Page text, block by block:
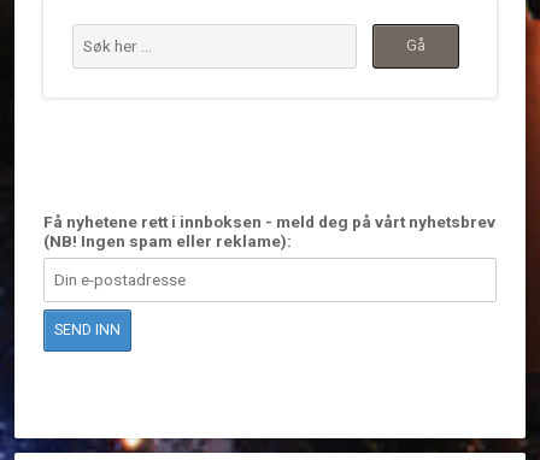
Få nyhetene rett i innboksen - meld deg på vårt nyhetsbrev
(NB! Ingen spam eller reklame):